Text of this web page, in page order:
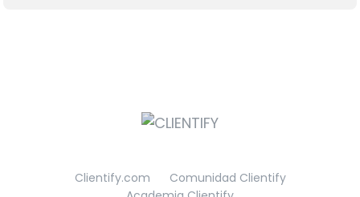
Clientify.com
Comunidad Clientify